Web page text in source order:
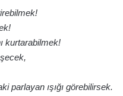
kurtarabilmek!
parlayan ışığı görebilirsek.